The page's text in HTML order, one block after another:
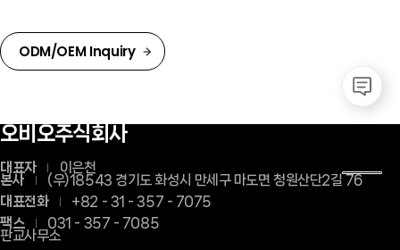
ODM/OEM Inquiry
오비오주식회사
대표자
이은천
본사
(우)18543 경기도 화성시 만세구 마도면 청원산단2길 76
대표전화
+82 - 31 - 357 - 7075
팩스
031 - 357 - 7085
판교사무소